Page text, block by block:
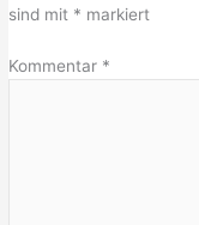
sind mit * markiert
Kommentar *